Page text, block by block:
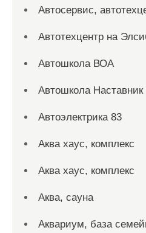
Автосервис,
Автотехцентр на
Автошкола ВОА
Автошкола
Автоэлектрика 83
Аква хаус, комплекс
Аква хаус, комплекс
Аква, сауна
Аквариум, база